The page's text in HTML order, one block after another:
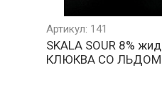
Артикул: 141
SKALA SOUR 8%
КЛЮКВА СО ЛЬДОМ